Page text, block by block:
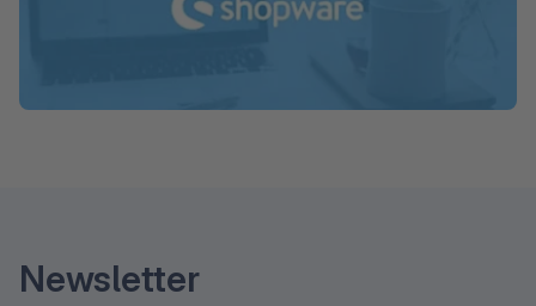
Newsletter